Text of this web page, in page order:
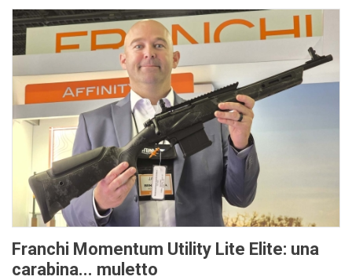
Franchi Momentum Utility Lite Elite: una
carabina... muletto